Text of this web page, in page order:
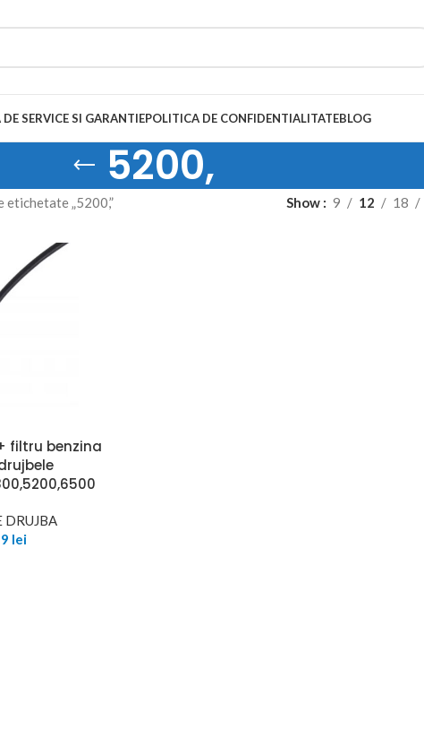
SERVICE SI GARANTIEPOLITICA DE CONFIDENTIALITATEBLOG
5200,
etichetate „5200,” Show 9 12 18
filtru benzina
DRUJBA
lei